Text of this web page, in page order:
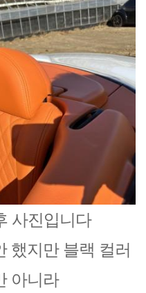
사진입니다
했지만 블랙 컬러
아니라